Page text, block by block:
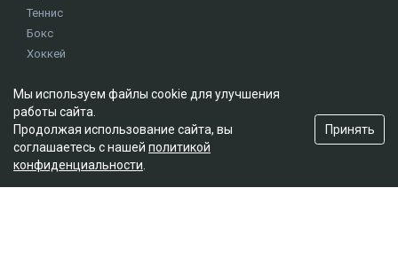
Теннис
Бокс
Хоккей
Истории
Олимпиада
Редакция
О проекте
Мы используем файлы cookie для улучшения
работы сайта.
Продолжая использование сайта, вы
соглашаетесь с нашей политикой
конфиденциальности
Принять